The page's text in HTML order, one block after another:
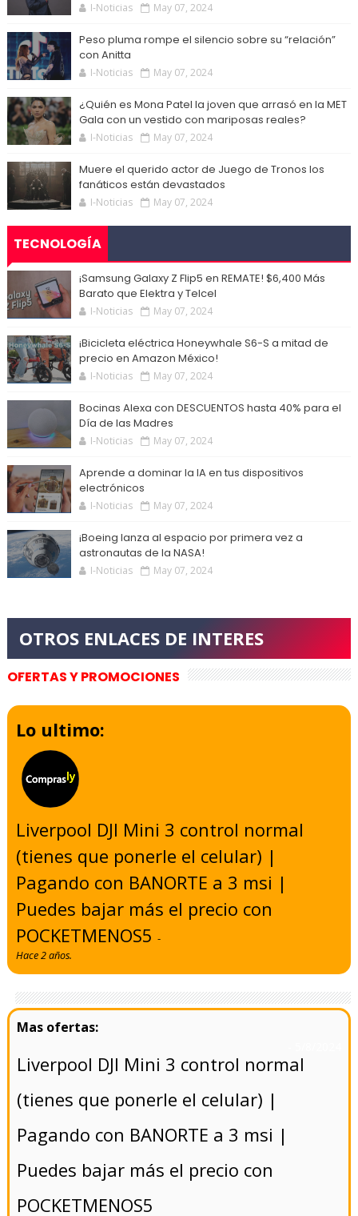
I-Noticias May 07, 2024
Peso pluma rompe el silencio sobre su “relación”
con Anitta
I-Noticias May 07, 2024
¿Quién es Mona Patel la joven que arrasó en la MET
Gala con un vestido con mariposas reales?
I-Noticias May 07, 2024
Muere el querido actor de Juego de Tronos los
fanáticos están devastados
I-Noticias May 07, 2024
TECNOLOGÍA
¡Samsung Galaxy Z Flip5 en REMATE! $6,400 Más
Barato que Elektra y Telcel
I-Noticias May 07, 2024
¡Bicicleta eléctrica Honeywhale S6-S a mitad de
precio en Amazon México!
I-Noticias May 07, 2024
Bocinas Alexa con DESCUENTOS hasta 40% para el
Día de las Madres
I-Noticias May 07, 2024
Aprende a dominar la IA en tus dispositivos
electrónicos
I-Noticias May 07, 2024
¡Boeing lanza al espacio por primera vez a
astronautas de la NASA!
I-Noticias May 07, 2024
OFERTAS Y PROMOCIONES
Lo ultimo:
Liverpool DJI Mini 3 control normal
(tienes que ponerle el celular) |
Pagando con BANORTE a 3 msi |
Puedes bajar más el precio con
POCKETMENOS5-
Hace 2 años.
Liverpool DJI Mini 3 control normal
(tienes que ponerle el celular) |
Pagando con BANORTE a 3 msi |
Puedes bajar más el precio con
POCKETMENOS5